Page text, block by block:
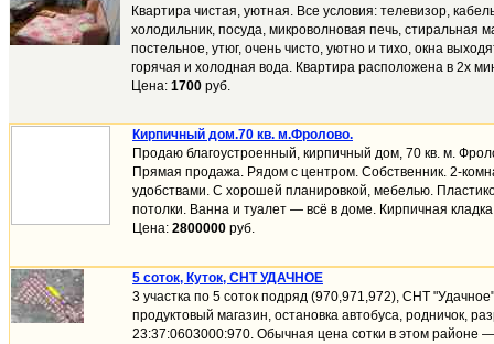
Квартира чистая, уютная. Все условия: телевизор,
холодильник, посуда, микроволновая печь, стиральная
постельное, утюг, очень чисто, уютно и тихо, окна
горячая и холодная вода. Квартира расположена в 2х
Цена: 1700 руб.
Кирпичный дом.70 кв. м.Фролово.
Продаю благоустроенный, кирпичный дом, 70 кв. м.
Прямая продажа. Рядом с центром. Собственник. 2-
удобствами. С хорошей планировкой, мебелью.
потолки. Ванна и туалет — всё в доме. Кирпичная
Цена: 2800000 руб.
5 соток, Куток, СНТ УДАЧНОЕ
3 участка по 5 соток подряд (970,971,972), СНТ
продуктовый магазин, остановка автобуса, родничок,
23:37:0603000:970. Обычная цена сотки в этом районе